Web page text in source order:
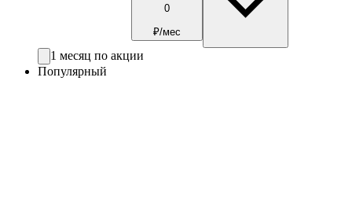
0
₽/мес
1 месяц по акции
Популярный